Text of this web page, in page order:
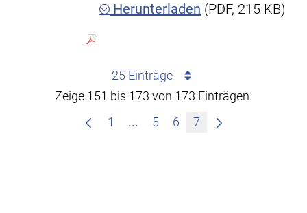
Herunterladen (PDF, 215 KB)
25 Einträge
Zeige 151 bis 173 von 173 Einträgen.
1
... Zwischenseiten Navigieren
5 6 7